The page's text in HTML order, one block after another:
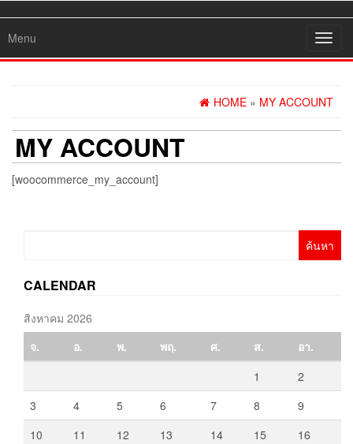
Menu
HOME » MY ACCOUNT
MY ACCOUNT
[woocommerce_my_account]
CALENDAR
สิงหาคม 2026
จ.
อ. พ. พฤ. ศ. ส.
อา.
1
2
3
4 5 6 7 8
9
10
11 12 13 14 15
16